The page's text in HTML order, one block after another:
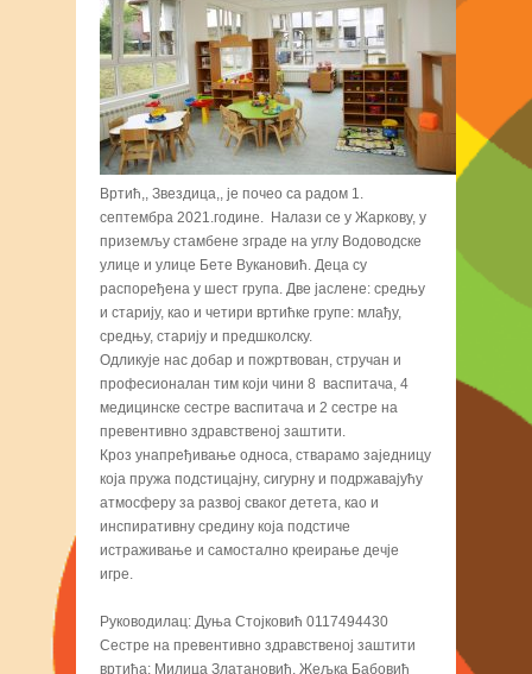
Вртић,, Звездица,, је почео са радом 1.
септембра 2021.године. Налази се у Жаркову, у
приземљу стамбене зграде на углу Водоводске
улице и улице Бете Вукановић. Деца су
распоређена у шест група. Две јаслене: средњу
и старију, као и четири вртићке групе: млађу,
средњу, старију и предшколску.
Одликује нас добар и пожртвован, стручан и
професионалан тим који чини 8 васпитача, 4
медицинске сестре васпитача и 2 сестре на
превентивно здравственој заштити.
Кроз унапређивање односа, стварамо заједницу
која пружа подстицајну, сигурну и подржавајућу
атмосферу за развој сваког детета, као и
инспиративну средину која подстиче
истраживање и самостално креирање дечје
игре.
Руководилац: Дуња Стојковић 0117494430
Сестре на превентивно здравственој заштити
вртића: Милица Златановић, Жељка Бабовић